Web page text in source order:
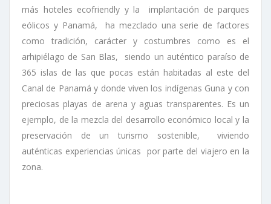
más hoteles ecofriendly y la implantación de parques
eólicos y Panamá, ha mezclado una serie de factores
como tradición, carácter y costumbres como es el
arhipiélago de San Blas, siendo un auténtico paraíso de
365 islas de las que pocas están habitadas al este del
Canal de Panamá y donde viven los indígenas Guna y con
preciosas playas de arena y aguas transparentes. Es un
ejemplo, de la mezcla del desarrollo económico local y la
preservación de un turismo sostenible, viviendo
auténticas experiencias únicas por parte del viajero en la
zona.